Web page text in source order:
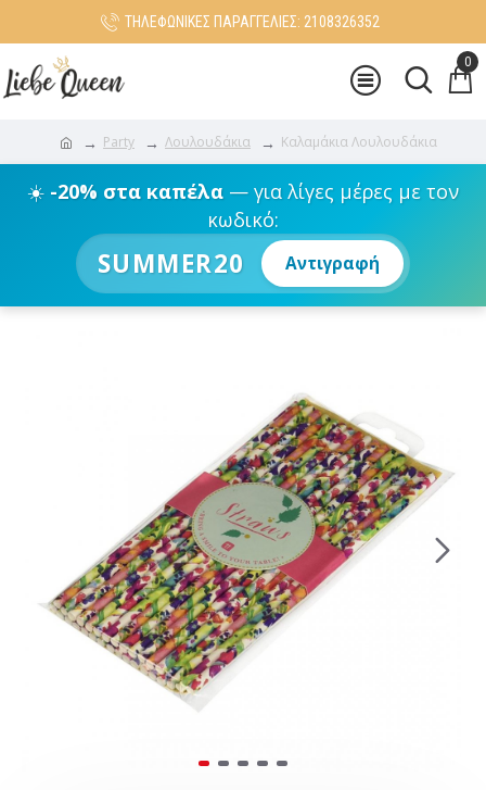
ΤΗΛΕΦΩΝΙΚΕΣ ΠΑΡΑΓΓΕΛΙΕΣ: 2108326352
0
Party Λουλουδάκια Καλαμάκια Λουλουδάκια
☀️ -20% στα καπέλα— για λίγες μέρες με τον
κωδικό:
SUMMER20 Αντιγραφή